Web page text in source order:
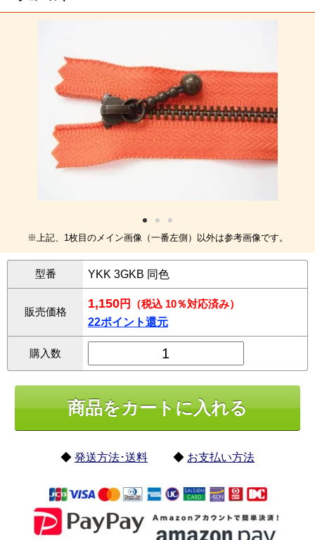
※上記、1枚目のメイン画像（一番左側）以外は参考画像です。
型番 YKK 3GKB 同色
販売価格
1,150円
（税込 10％対応済み）
22ポイント還元
購入数
◆ 発送方法･送料 ◆ お支払い方法